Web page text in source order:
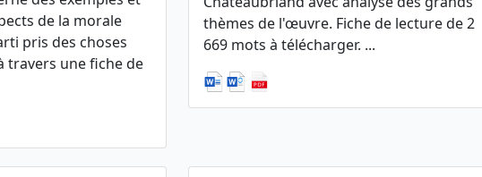
de la morale
pris des choses
travers une fiche de
thèmes de l'œuvre. Fiche de lecture de 2
669 mots à télécharger. ...